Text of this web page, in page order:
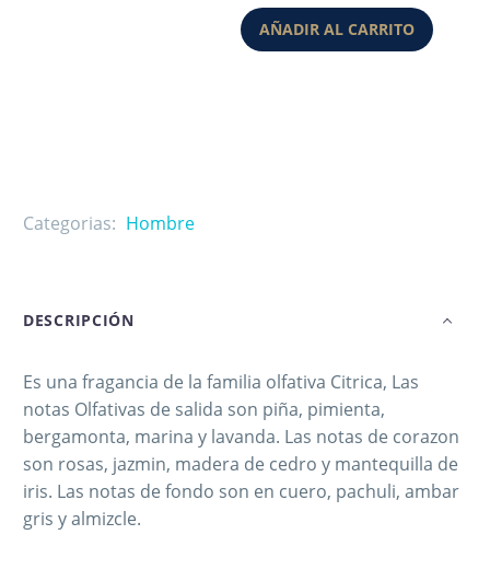
AÑADIR AL CARRITO
Categorias: Hombre
DESCRIPCIÓN
Es una fragancia de la familia olfativa Citrica, Las
notas Olfativas de salida son piña, pimienta,
bergamonta, marina y lavanda. Las notas de corazon
son rosas, jazmin, madera de cedro y mantequilla de
iris. Las notas de fondo son en cuero, pachuli, ambar
gris y almizcle.